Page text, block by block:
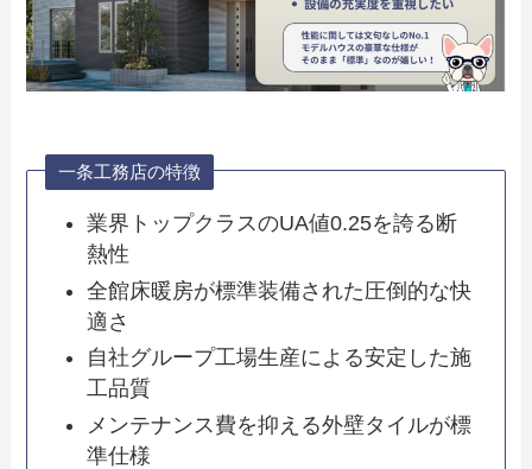
一条工務店の特徴
業界トップクラスのUA値0.25を誇る断
熱性
全館床暖房が標準装備された圧倒的な快
適さ
自社グループ工場生産による安定した施
工品質
メンテナンス費を抑える外壁タイルが標
準仕様